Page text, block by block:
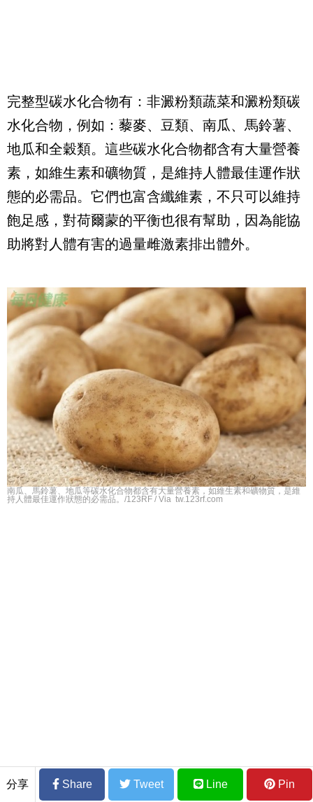
完整型碳水化合物有：非澱粉類蔬菜和澱粉類碳
水化合物，例如：藜麥、豆類、南瓜、馬鈴薯、
地瓜和全穀類。這些碳水化合物都含有大量營養
素，如維生素和礦物質，是維持人體最佳運作狀
態的必需品。它們也富含纖維素，不只可以維持
飽足感，對荷爾蒙的平衡也很有幫助，因為能協
助將對人體有害的過量雌激素排出體外。
南瓜、馬鈴薯、地瓜等碳水化合物都含有大量營養素，如維生素和礦物質，是維
持人體最佳運作狀態的必需品。/123RF / Via tw.123rf.com
分享 Share Tweet Line Pin